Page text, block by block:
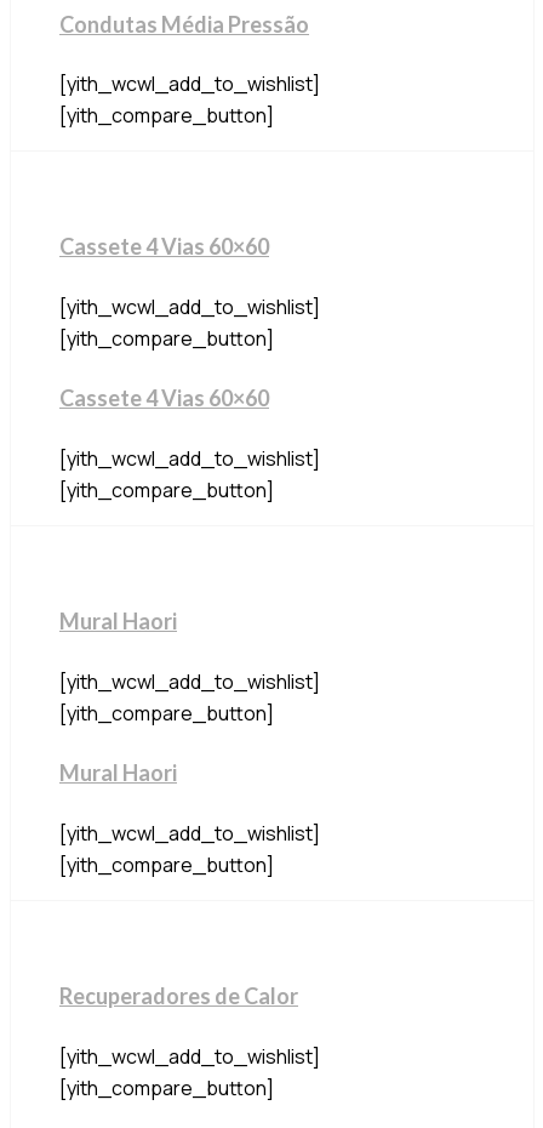
Condutas Média Pressão
[yith_wcwl_add_to_wishlist]
[yith_compare_button]
Cassete 4 Vias 60×60
[yith_wcwl_add_to_wishlist]
[yith_compare_button]
Cassete 4 Vias 60×60
[yith_wcwl_add_to_wishlist]
[yith_compare_button]
Mural Haori
[yith_wcwl_add_to_wishlist]
[yith_compare_button]
Mural Haori
[yith_wcwl_add_to_wishlist]
[yith_compare_button]
Recuperadores de Calor
[yith_wcwl_add_to_wishlist]
[yith_compare_button]